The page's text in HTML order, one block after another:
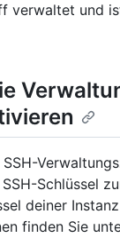
verwaltet und
Schlüssel
deiner
finden Sie